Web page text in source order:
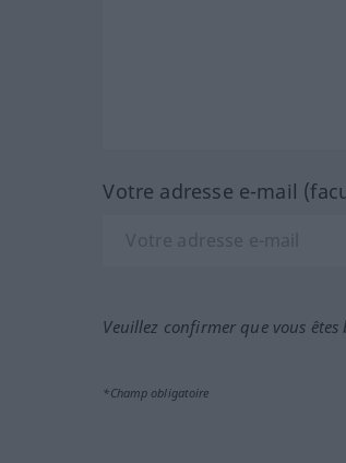
Votre adresse e-mail
Veuillez confirmer que vous
*Champ obligatoire